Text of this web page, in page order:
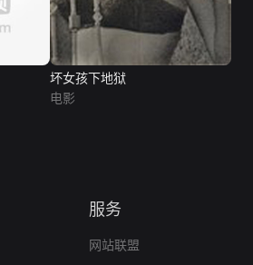
坏女孩下地狱
电影
服务
网站联盟